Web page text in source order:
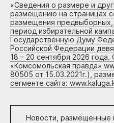
«Сведения о размере и
размещению на страницах
размещения предвыборных,
период избирательной
Государственную Думу
Российской Федерации
18 – 20 сентября 2026
«Комсомольская правда»
80505 от 15.03.2021г.),
сегменте сайта:
Новости, размещенные